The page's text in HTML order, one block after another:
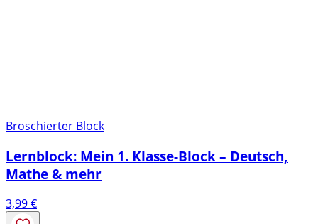
Broschierter Block
Lernblock: Mein 1. Klasse-Block – Deutsch,
Mathe & mehr
3,99€